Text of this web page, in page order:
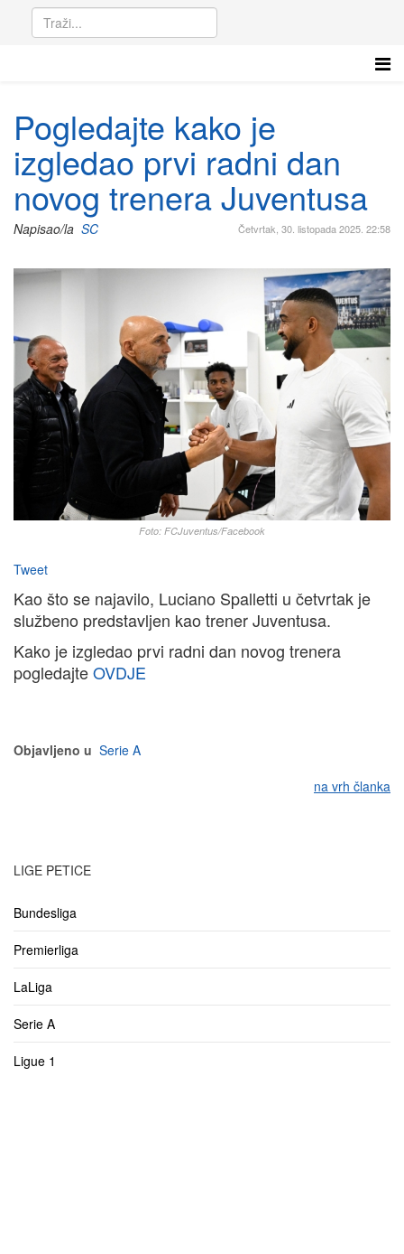
Pogledajte kako je
izgledao prvi radni dan
novog trenera Juventusa
Četvrtak, 30. listopada 2025. 22:58
Napisao/la SC
Foto: FCJuventus/Facebook
Tweet
Kao što se najavilo, Luciano Spalletti u četvrtak je
službeno predstavljen kao trener Juventusa.
Kako je izgledao prvi radni dan novog trenera
pogledajteOVDJE
Objavljeno u Serie A
na vrh članka
LIGE PETICE
Bundesliga
Premierliga
LaLiga
Serie A
Ligue 1